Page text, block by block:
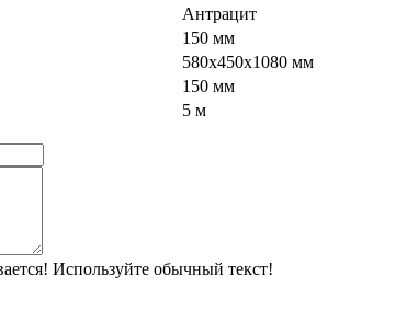
Антрацит
150 мм
580х450х1080 мм
150 мм
5 м
Используйте обычный текст!